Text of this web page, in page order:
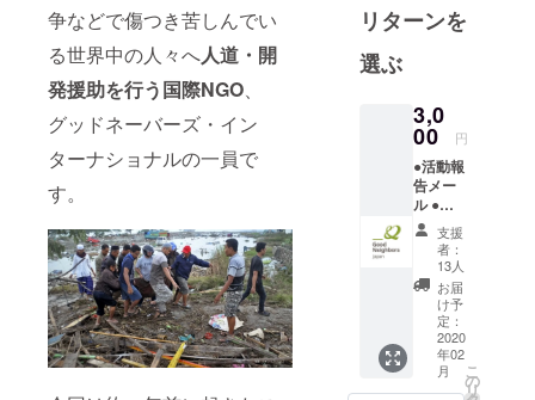
争などで傷つき苦しんでい
る世界中の人々へ人道・開
発援助を行う国際NGO、
グッドネーバーズ・イン
ターナショナルの一員で
す。
ターナショ
ナルの一員
で、海外と
も達のここ
ろと身体を
守る国際
NGOです。
アジア・ア
フリカでは
教育や水、
医療などの
支援、国内
ではひとり
親世帯を対
リターンを
選ぶ
3,0
00 円
●活動報
告メー
ル ●寄
付控除
の領収
支援
者：
13人
お届
け予
定：
2020
年02
月
こ
の
リ